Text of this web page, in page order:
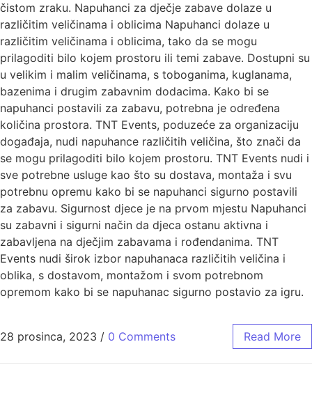
čistom zraku. Napuhanci za dječje zabave dolaze u
različitim veličinama i oblicima Napuhanci dolaze u
različitim veličinama i oblicima, tako da se mogu
prilagoditi bilo kojem prostoru ili temi zabave. Dostupni su
u velikim i malim veličinama, s toboganima, kuglanama,
bazenima i drugim zabavnim dodacima. Kako bi se
napuhanci postavili za zabavu, potrebna je određena
količina prostora. TNT Events, poduzeće za organizaciju
događaja, nudi napuhance različitih veličina, što znači da
se mogu prilagoditi bilo kojem prostoru. TNT Events nudi i
sve potrebne usluge kao što su dostava, montaža i svu
potrebnu opremu kako bi se napuhanci sigurno postavili
za zabavu. Sigurnost djece je na prvom mjestu Napuhanci
su zabavni i sigurni način da djeca ostanu aktivna i
zabavljena na dječjim zabavama i rođendanima. TNT
Events nudi širok izbor napuhanaca različitih veličina i
oblika, s dostavom, montažom i svom potrebnom
opremom kako bi se napuhanac sigurno postavio za igru.
28 prosinca, 2023 / 0 Comments Read More